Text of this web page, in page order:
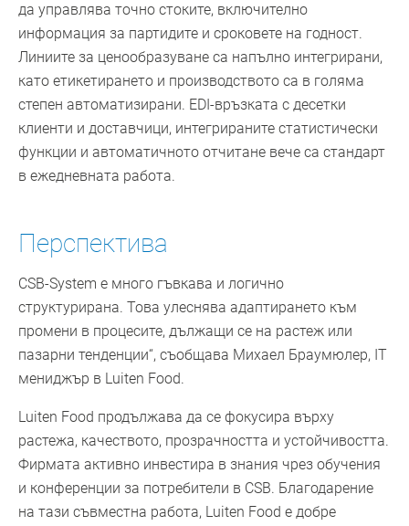
да управлява точно стоките, включително
информация за партидите и сроковете на годност.
Линиите за ценообразуване са напълно интегрирани,
като етикетирането и производството са в голяма
степен автоматизирани. EDI-връзката с десетки
клиенти и доставчици, интегрираните статистически
функции и автоматичното отчитане вече са стандарт
в ежедневната работа.
Перспектива
CSB-System е много гъвкава и логично
структурирана. Това улеснява адаптирането към
промени в процесите, дължащи се на растеж или
пазарни тенденции“, съобщава Михаел Браумюлер, IT
мениджър в Luiten Food.
Luiten Food продължава да се фокусира върху
растежа, качеството, прозрачността и устойчивостта.
Фирмата активно инвестира в знания чрез обучения
и конференции за потребители в CSB. Благодарение
на тази съвместна работа, Luiten Food е добре